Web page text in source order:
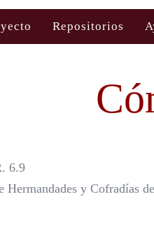
Repositorios
6.9
y Cofradías